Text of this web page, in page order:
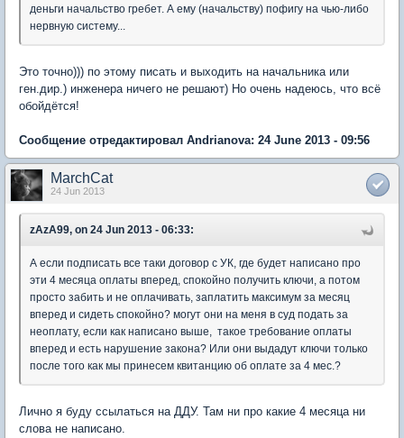
деньги начальство гребет. А ему (начальству) пофигу на чью-либо
нервную систему...
Это точно))) по этому писать и выходить на начальника или
ген.дир.) инженера ничего не решают) Но очень надеюсь, что всё
обойдётся!
Сообщение отредактировал Andrianova: 24 June 2013 - 09:56
MarchCat
24 Jun 2013
zAzA99, on 24 Jun 2013 - 06:33:
А если подписать все таки договор с УК, где будет написано про
эти 4 месяца оплаты вперед, спокойно получить ключи, а потом
просто забить и не оплачивать, заплатить максимум за месяц
вперед и сидеть спокойно? могут они на меня в суд подать за
неоплату, если как написано выше, такое требование оплаты
вперед и есть нарушение закона? Или они выдадут ключи только
после того как мы принесем квитанцию об оплате за 4 мес.?
Лично я буду ссылаться на ДДУ. Там ни про какие 4 месяца ни
слова не написано.